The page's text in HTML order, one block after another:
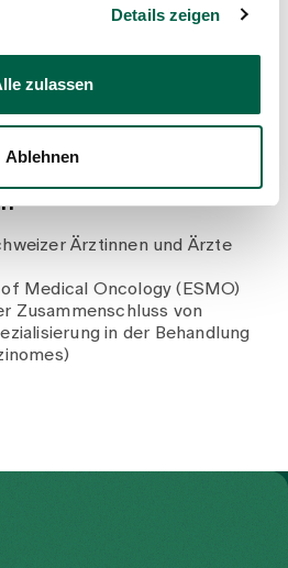
Details zeigen
zulassen
Ablehnen
«Expression
Humaner Papillomviren-
Universitäten Pisa und
Ärztinnen und Ärzte
Medical Oncology (ESMO)
Zusammenschluss von
in der Behandlung